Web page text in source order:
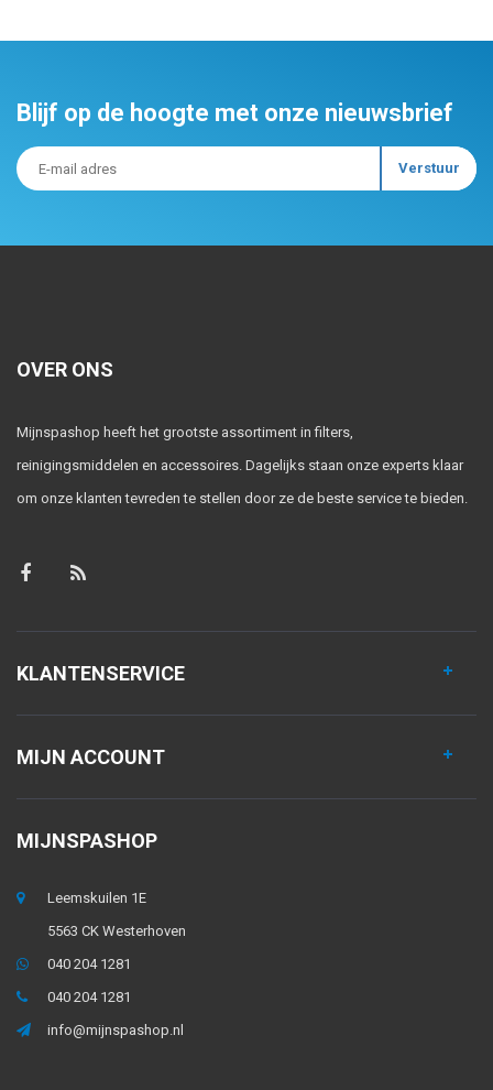
Blijf op de hoogte met onze nieuwsbrief
OVER ONS
Mijnspashop heeft het grootste assortiment in filters,
reinigingsmiddelen en accessoires. Dagelijks staan onze experts klaar
om onze klanten tevreden te stellen door ze de beste service te bieden.
KLANTENSERVICE
MIJN ACCOUNT
MIJNSPASHOP
Leemskuilen 1E
5563 CK Westerhoven
040 204 1281
040 204 1281
info@mijnspashop.nl